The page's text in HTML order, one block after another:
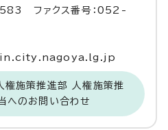
ファクス番号：052-
権施策推進部 人権施策推
へのお問い合わせ